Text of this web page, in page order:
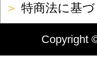
＞ 特商法に基
Copyright